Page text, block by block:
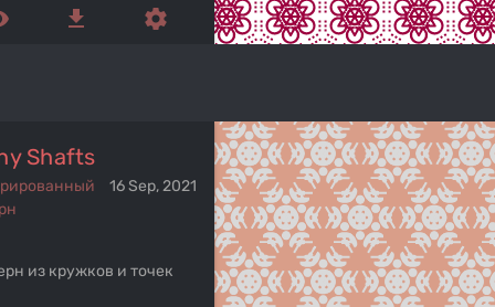
get_app settings
Shafts
16 Sep, 2021
из кружков и точек